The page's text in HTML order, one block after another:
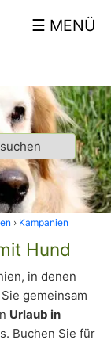
Kampanien
Hund
in denen
gemeinsam
Urlaub in
Buchen Sie für